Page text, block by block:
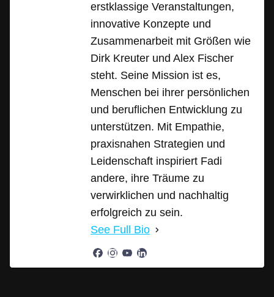
erstklassige Veranstaltungen,
innovative Konzepte und
Zusammenarbeit mit Größen wie
Dirk Kreuter und Alex Fischer
steht. Seine Mission ist es,
Menschen bei ihrer persönlichen
und beruflichen Entwicklung zu
unterstützen. Mit Empathie,
praxisnahen Strategien und
Leidenschaft inspiriert Fadi
andere, ihre Träume zu
verwirklichen und nachhaltig
erfolgreich zu sein.
See Full Bio